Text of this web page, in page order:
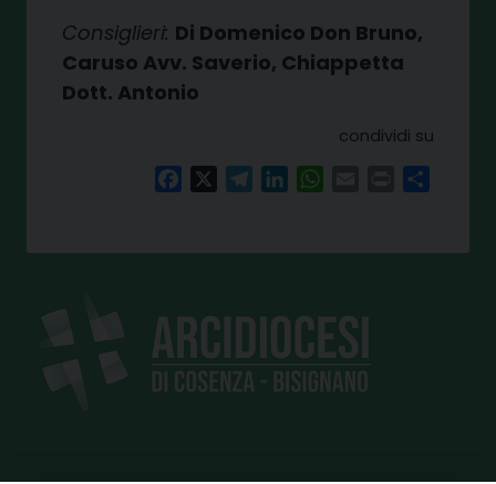
Consiglieri: Di Domenico Don Bruno,
Caruso Avv. Saverio, Chiappetta
Dott. Antonio
condividi su
FacebookTelegramLinkedInWhatsAppPrint